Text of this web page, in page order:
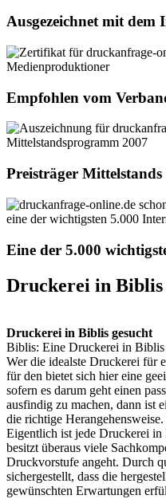
Ausgezeichnet mit dem
Empfohlen vom
Preisträger
Eine der 5.000
Druckerei in Biblis
Druckerei in Biblis gesucht
Biblis: Eine Druckerei in Biblis
Wer die idealste Druckerei für
für den bietet sich hier eine
sofern es darum geht einen
ausfindig zu machen, dann ist
die richtige Herangehensweise.
Eigentlich ist jede Druckerei
besitzt überaus viele
Druckvorstufe angeht. Durch
sichergestellt, dass die
gewünschten Erwartungen